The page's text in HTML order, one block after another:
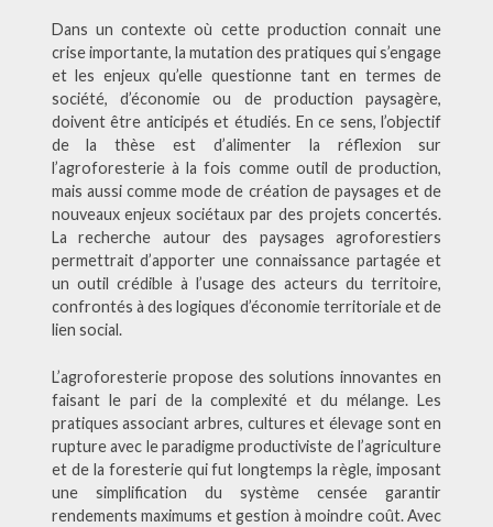
Dans un contexte où cette production connait une
crise importante, la mutation des pratiques qui s’engage
et les enjeux qu’elle questionne tant en termes de
société, d’économie ou de production paysagère,
doivent être anticipés et étudiés. En ce sens, l’objectif
de la thèse est d’alimenter la réflexion sur
l’agroforesterie à la fois comme outil de production,
mais aussi comme mode de création de paysages et de
nouveaux enjeux sociétaux par des projets concertés.
La recherche autour des paysages agroforestiers
permettrait d’apporter une connaissance partagée et
un outil crédible à l’usage des acteurs du territoire,
confrontés à des logiques d’économie territoriale et de
lien social.
L’agroforesterie propose des solutions innovantes en
faisant le pari de la complexité et du mélange. Les
pratiques associant arbres, cultures et élevage sont en
rupture avec le paradigme productiviste de l’agriculture
et de la foresterie qui fut longtemps la règle, imposant
une simplification du système censée garantir
rendements maximums et gestion à moindre coût. Avec